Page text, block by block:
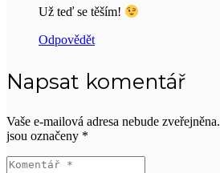
Už teď se těším!
Odpovědět
Napsat komentář
Vaše e-mailová adresa nebude zveřejněna.
jsou označeny *